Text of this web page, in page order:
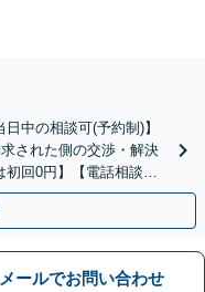
中の相談可(予約制)】
された側の交渉・解決
回0円】【電話相談で
メールでお問い合わせ